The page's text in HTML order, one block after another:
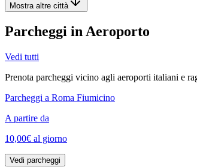
Mostra altre città
Parcheggi in Aeroporto
Vedi tutti
Prenota parcheggi vicino agli aeroporti italiani e
Parcheggi a Roma Fiumicino
A partire da
10,00€ al giorno
Vedi parcheggi